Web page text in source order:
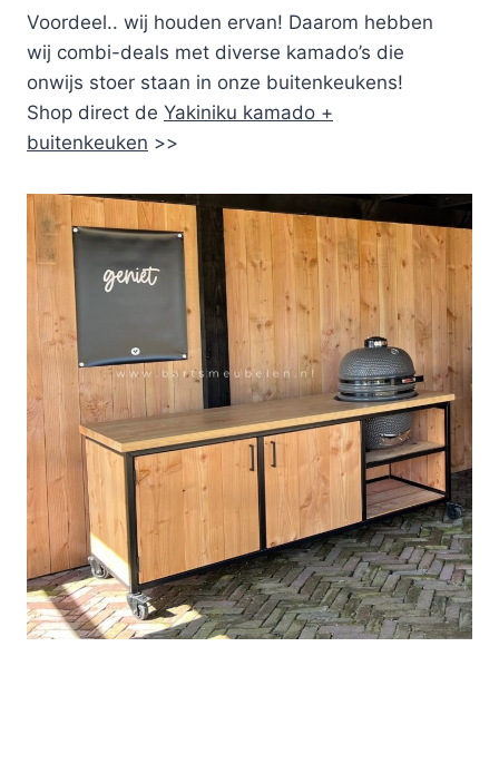
Voordeel.. wij houden ervan! Daarom hebben
wij combi-deals met diverse kamado’s die
onwijs stoer staan in onze buitenkeukens!
Shop direct de Yakiniku kamado +
buitenkeuken >>